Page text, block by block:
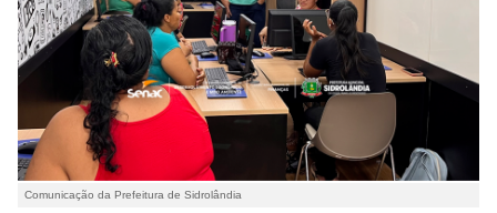
Comunicação da Prefeitura de Sidrolândia